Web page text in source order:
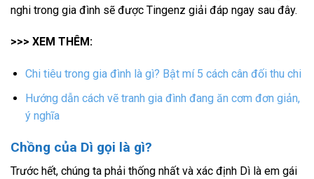
nghi trong gia đình sẽ được Tingenz giải đáp ngay sau đây.
>>> XEM THÊM:
Chi tiêu trong gia đình là gì? Bật mí 5 cách cân đối thu chi
Hướng dẫn cách vẽ tranh gia đình đang ăn cơm đơn giản,
ý nghĩa
Chồng của Dì gọi là gì?
Trước hết, chúng ta phải thống nhất và xác định Dì là em gái